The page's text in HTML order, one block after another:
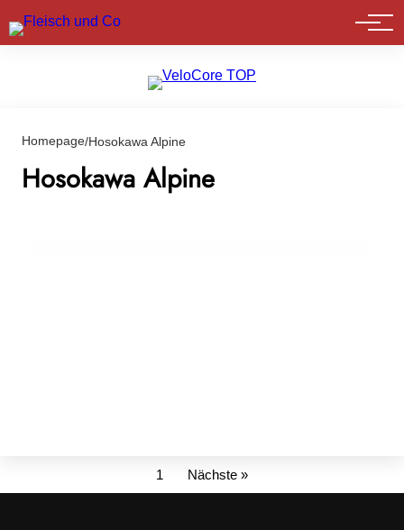
Marktführer
Homepage/Hosokawa Alpine
Hosokawa Alpine
06. März 2024
Deutsche Landwirtschafts-Gesellschaft ehrt
Innovationsführer der Lebensmitteltechnik
1 Nächste »